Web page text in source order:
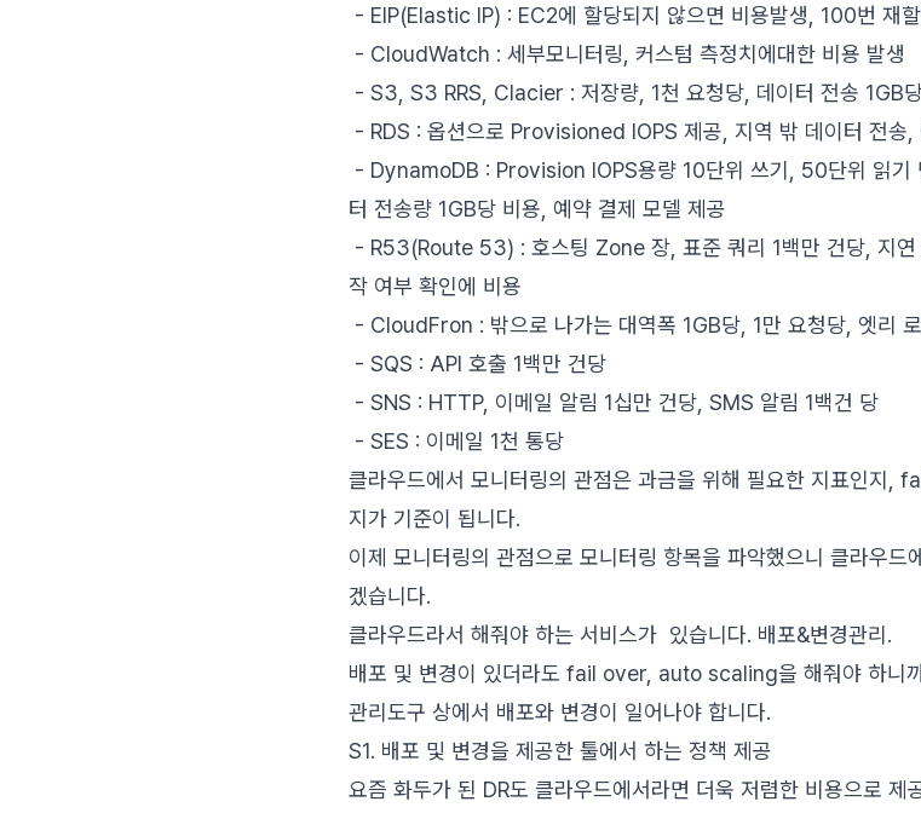
- EIP(Elastic IP) : EC2에 할당되지 않으면 비용발생, 100번 재
- CloudWatch : 세부모니터링, 커스텀 측정치에대한 비용 발생
- S3, S3 RRS, Clacier : 저장량, 1천 요청당, 데이터 전송 1GB
- RDS : 옵션으로 Provisioned IOPS 제공, 지역 밖 데이터 전송,
- DynamoDB : Provision IOPS용량 10단위 쓰기, 50단위 읽기
터 전송량 1GB당 비용, 예약 결제 모델 제공
- R53(Route 53) : 호스팅 Zone 장, 표준 쿼리 1백만 건당, 지연
작 여부 확인에 비용
- CloudFron : 밖으로 나가는 대역폭 1GB당, 1만 요청당, 엣리
- SQS : API 호출 1백만 건당
- SNS : HTTP, 이메일 알림 1십만 건당, SMS 알림 1백건 당
- SES : 이메일 1천 통당
클라우드에서 모니터링의 관점은 과금을 위해 필요한 지표인지
지가 기준이 됩니다.
이제 모니터링의 관점으로 모니터링 항목을 파악했으니 클라우드
겠습니다.
클라우드라서 해줘야 하는 서비스가 있습니다. 배포&변경관리.
배포 및 변경이 있더라도 fail over, auto scaling을 해줘야 하니
관리도구 상에서 배포와 변경이 일어나야 합니다.
S1. 배포 및 변경을 제공한 툴에서 하는 정책 제공
요즘 화두가 된 DR도 클라우드에서라면 더욱 저렴한 비용으로 제